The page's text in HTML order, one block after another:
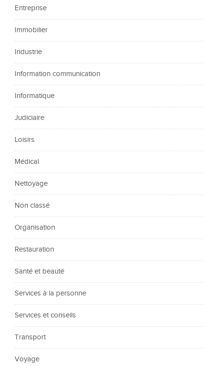
Entreprise
Immobilier
Industrie
Information communication
Informatique
Judiciaire
Loisirs
Médical
Nettoyage
Non classé
Organisation
Restauration
Santé et beauté
Services à la personne
Services et conseils
Transport
Voyage